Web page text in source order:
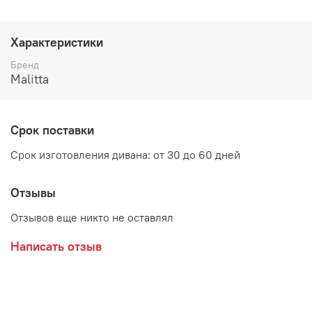
Дополнительно рекомендуем приобрести подушечки, в
комплект не входят
Цена на диван зависит от стоимости обивки дивана,
Характеристики
Бренд
Malitta
Срок поставки
Срок изготовления дивана: от 30 до 60 дней
Отзывы
Отзывов еще никто не оставлял
Написать отзыв